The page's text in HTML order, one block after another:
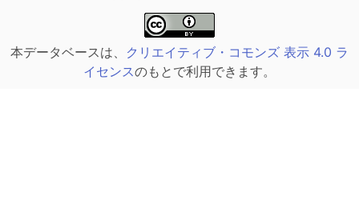
本データベースは、 クリエイティブ・コモンズ 表示 4.0 ラ
イセンスのもとで利用できます。